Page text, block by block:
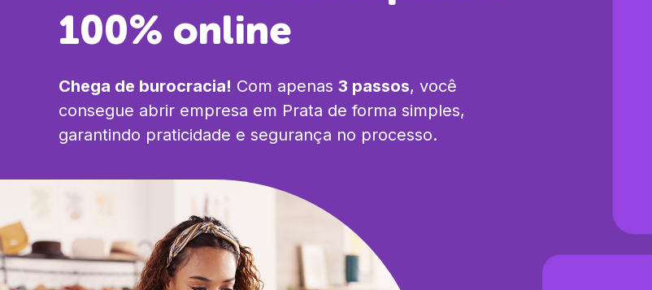
100% online
Chega de burocracia! Com apenas 3 passos, você
consegue abrir empresa em Prata de forma simples,
garantindo praticidade e segurança no processo.